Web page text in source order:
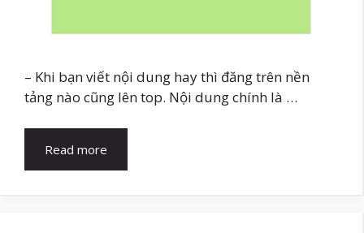
– Khi bạn viết nội dung hay thì đăng trên nền
tảng nào cũng lên top. Nội dung chính là …
Read more